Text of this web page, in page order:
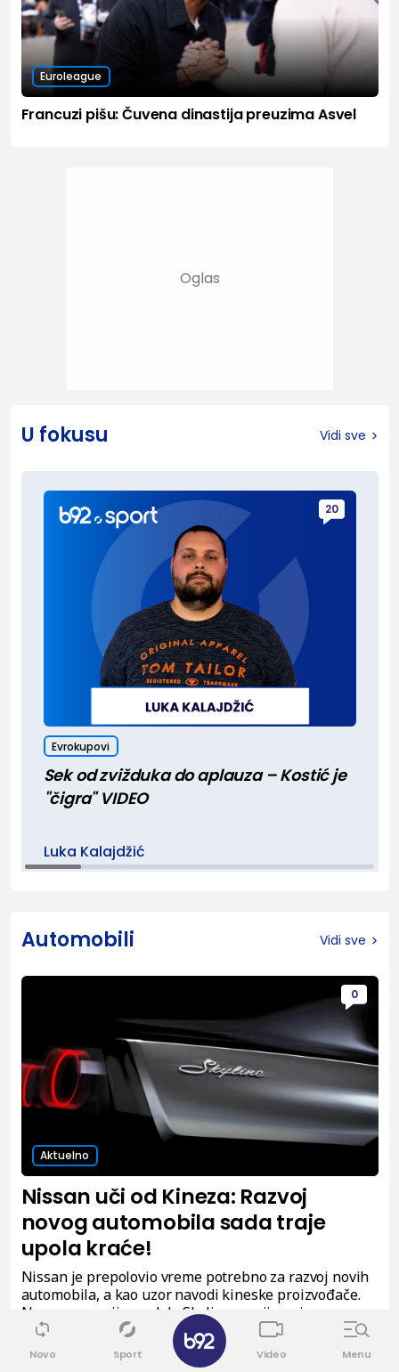
Euroleague
Francuzi pišu: Čuvena dinastija preuzima Asvel
U fokusu Vidi sve
20
Evrokupovi
Sek od zvižduka do aplauza – Kostić je
"čigra" VIDEO
Luka Kalajdžić
Automobili Vidi sve
0
Aktuelno
Nissan uči od Kineza: Razvoj
novog automobila sada traje
upola kraće!
Nissan je prepolovio vreme potrebno za razvoj novih
automobila, a kao uzor navodi kineske proizvođače.
Nova generacija modela Skyline razvijena je za samo
26 meseci.
Novo Sport Video Menu